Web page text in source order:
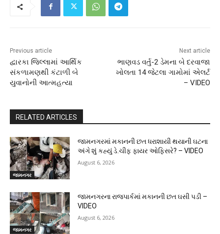
Previous article
દ્વારકા જિલ્લામાં આર્થિક
સંકળામણથી કંટાળી બે
યુવાનોની આત્મહત્યા
Next article
ભાણવડ વર્તુ-2 ડેમના બે દરવાજા
ખોલતા 14 જેટલા ગામોમાં એલર્ટ
– VIDEO
RELATED ARTICLES
જામનગર
જામનગરમાં મકાનની છત ધરાશાયી થયાની ઘટના
અંગે શું કહ્યું ડે.ચીફ ફાયર ઓફિસરે? – VIDEO
August 6, 2026
જામનગર
જામનગરના રાજપાર્કમાં મકાનની છત ઘસી પડી –
VIDEO
August 6, 2026